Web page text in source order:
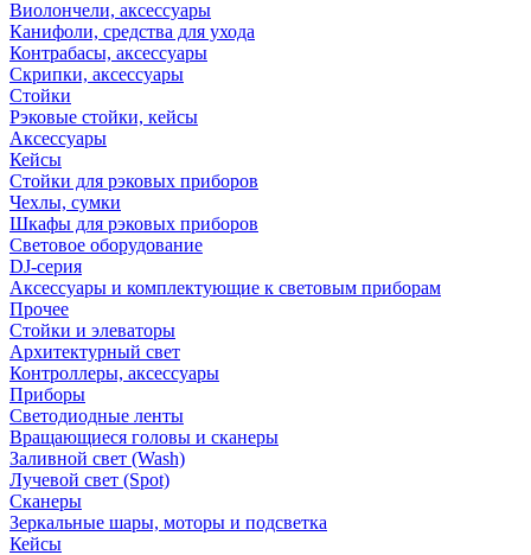
Виолончели, аксессуары
Канифоли, средства для ухода
Контрабасы, аксессуары
Скрипки, аксессуары
Стойки
Рэковые стойки, кейсы
Аксессуары
Кейсы
Стойки для рэковых приборов
Чехлы, сумки
Шкафы для рэковых приборов
Световое оборудование
DJ-серия
Аксессуары и комплектующие к световым приборам
Прочее
Стойки и элеваторы
Архитектурный свет
Контроллеры, аксессуары
Приборы
Светодиодные ленты
Вращающиеся головы и сканеры
Заливной свет (Wash)
Лучевой свет (Spot)
Сканеры
Зеркальные шары, моторы и подсветка
Кейсы